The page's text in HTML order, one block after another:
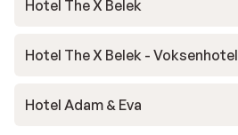
Hotel The X Belek
Hotel The X Belek - Voksenhotel
Hotel Adam & Eva